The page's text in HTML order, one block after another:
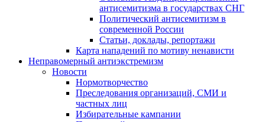
антисемитизма в государствах СНГ
Политический антисемитизм в
современной России
Статьи, доклады, репортажи
Карта нападений по мотиву ненависти
Неправомерный антиэкстремизм
Новости
Нормотворчество
Преследования организаций, СМИ и
частных лиц
Избирательные кампании